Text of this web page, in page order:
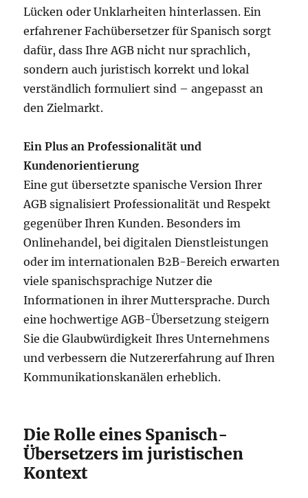
Lücken oder Unklarheiten hinterlassen. Ein
erfahrener Fachübersetzer für Spanisch sorgt
dafür, dass Ihre AGB nicht nur sprachlich,
sondern auch juristisch korrekt und lokal
verständlich formuliert sind – angepasst an
den Zielmarkt.
Ein Plus an Professionalität und
Kundenorientierung
Eine gut übersetzte spanische Version Ihrer
AGB signalisiert Professionalität und Respekt
gegenüber Ihren Kunden. Besonders im
Onlinehandel, bei digitalen Dienstleistungen
oder im internationalen B2B-Bereich erwarten
viele spanischsprachige Nutzer die
Informationen in ihrer Muttersprache. Durch
eine hochwertige AGB-Übersetzung steigern
Sie die Glaubwürdigkeit Ihres Unternehmens
und verbessern die Nutzererfahrung auf Ihren
Kommunikationskanälen erheblich.
Die Rolle eines Spanisch-
Übersetzers im juristischen
Kontext